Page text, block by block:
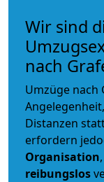
Wir sind
nach
Umzüge nach
Distanzen
erfordern
Organisation
reibungslos